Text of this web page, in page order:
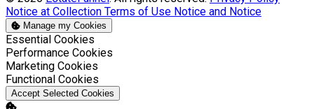
Notice at Collection Terms of Use Notice and Notice
Manage my Cookies
Enable
Essential Cookies
Enable
Performance Cookies
Enable
Marketing Cookies
Enable
Functional Cookies
Accept Selected Cookies